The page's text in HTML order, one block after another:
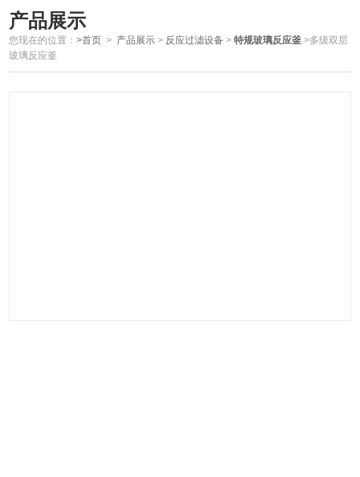
产品展示
您现在的位置：>首页 > 产品展示 > 反应过滤设备 >特规玻璃反应釜 >多级双层
玻璃反应釜